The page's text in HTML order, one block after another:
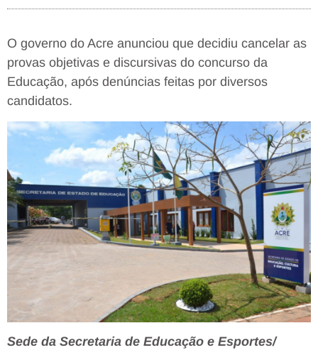
O governo do Acre anunciou que decidiu cancelar as
provas objetivas e discursivas do concurso da
Educação, após denúncias feitas por diversos
candidatos.
Sede da Secretaria de Educação e Esportes/